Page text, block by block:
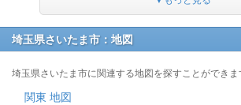
埼玉県さいたま市：地図
埼玉県さいたま市に関連する地図を探すことができま
関東 地図